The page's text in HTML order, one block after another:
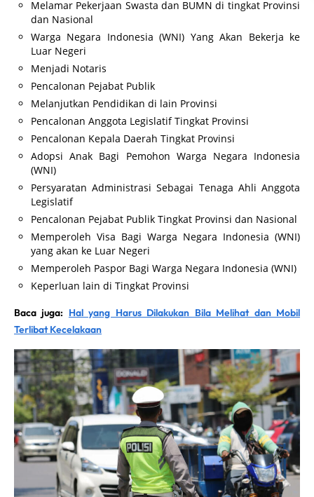
Melamar Pekerjaan Swasta dan BUMN di tingkat Provinsi
dan Nasional
Warga Negara Indonesia (WNI) Yang Akan Bekerja ke
Luar Negeri
Menjadi Notaris
Pencalonan Pejabat Publik
Melanjutkan Pendidikan di lain Provinsi
Pencalonan Anggota Legislatif Tingkat Provinsi
Pencalonan Kepala Daerah Tingkat Provinsi
Adopsi Anak Bagi Pemohon Warga Negara Indonesia
(WNI)
Persyaratan Administrasi Sebagai Tenaga Ahli Anggota
Legislatif
Pencalonan Pejabat Publik Tingkat Provinsi dan Nasional
Memperoleh Visa Bagi Warga Negara Indonesia (WNI)
yang akan ke Luar Negeri
Memperoleh Paspor Bagi Warga Negara Indonesia (WNI)
Keperluan lain di Tingkat Provinsi
Baca juga: Hal yang Harus Dilakukan Bila Melihat dan Mobil
Terlibat Kecelakaan